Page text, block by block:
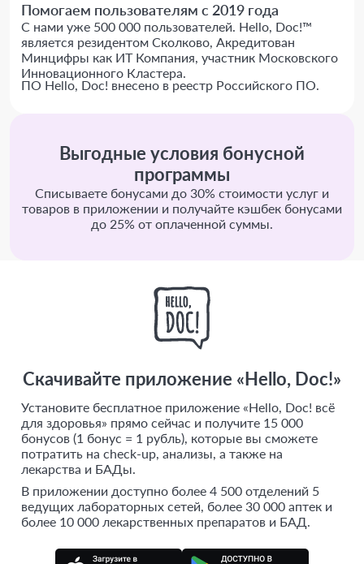
Помогаем пользователям с 2019 года
С нами уже 500 000 пользователей. Hello, Doc!™
является резидентом Сколково, Акредитован
Минцифры как ИТ Компания, участник Московского
Инновационного Кластера.
ПО Hello, Doc! внесено в реестр Российского ПО.
Выгодные условия бонусной
программы
Списываете бонусами до 30% стоимости услуг и
товаров в приложении и получайте кэшбек бонусами
до 25% от оплаченной суммы.
Скачивайте приложение «Hello, Doc!»
Установите бесплатное приложение «Hello, Doc! всё
для здоровья» прямо сейчас и получите 15 000
бонусов (1 бонус = 1 рубль), которые вы сможете
потратить на check-up, анализы, а также на
лекарства и БАДы.
В приложении доступно более 4 500 отделений 5
ведущих лабораторных сетей, более 30 000 аптек и
более 10 000 лекарственных препаратов и БАД.